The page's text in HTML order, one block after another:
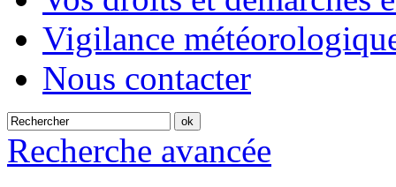
Vigilance
Nous contacter
Recherche avancée